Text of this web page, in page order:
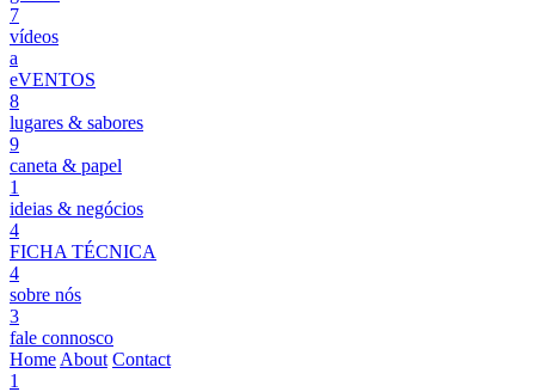
7
vídeos
a
eVENTOS
8
lugares & sabores
9
caneta & papel
1
ideias & negócios
4
FICHA TÉCNICA
4
sobre nós
3
fale connosco
Home About Contact
1